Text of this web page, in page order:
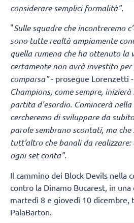
considerare semplici formalità".
"Sulle squadre che incontreremo
sono tutte realtà ampiamente
quella rumena che ha ottenuto la
certamente non avrà investito
comparsa"- prosegue Lorenzetti
Champions, come sempre,
partita d'esordio. Comincerà nella
cercheremo di sviluppare da
parole sembrano scontati, ma che
tutt’altro che banali da
ogni set conta".
Il cammino dei Block Devils nella
contro la Dinamo Bucarest, in
martedì 8 e giovedì 10 dicembre,
PalaBarton.